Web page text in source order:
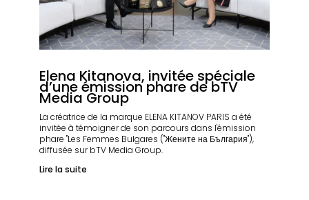
Elena Kitanova, invitée spéciale
d’une émission phare de bTV
Media Group
La créatrice de la marque ELENA KITANOV PARIS a été
invitée à témoigner de son parcours dans l'émission
phare "Les Femmes Bulgares ("Жените на България"),
diffusée sur bTV Media Group.
Lire la suite